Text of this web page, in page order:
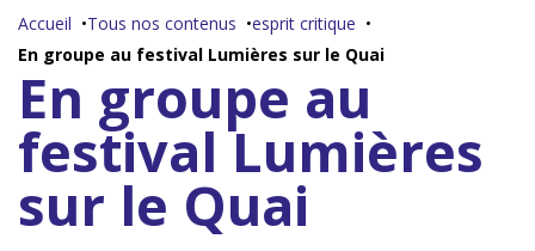
contenu
navigation
recherche
Accueil Tous nos contenus
esprit critique
En groupe au festival Lumières sur le Quai
En groupe au
festival Lumières
sur le Quai